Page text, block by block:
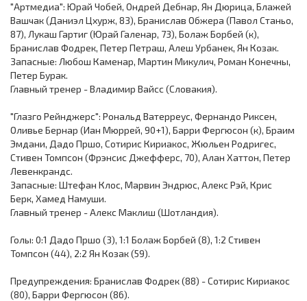
"Артмедиа": Юрай Чобей, Ондрей Дебнар, Ян Дюрица, Блажей
Вашчак (Даниэл Цхурж, 83), Бранислав Обжера (Павол Станьо,
87), Лукаш Гартиг (Юрай Галенар, 73), Болаж Борбей (к),
Бранислав Фодрек, Петер Петраш, Алеш Урбанек, Ян Козак.
Запасные: Любош Каменар, Мартин Микулич, Роман Конечны,
Петер Бурак.
Главный тренер - Владимир Вайсс (Словакия).
"Глазго Рейнджерс": Рональд Ватерреус, Фернандо Риксен,
Оливье Бернар (Иан Мюррей, 90+1), Барри Фергюсон (к), Браим
Эмдани, Дадо Пршо, Сотирис Кириакос, Жюльен Родригес,
Стивен Томпсон (Фрэнсис Джефферс, 70), Алан Хаттон, Петер
Левенкрандс.
Запасные: Штефан Клос, Марвин Эндрюс, Алекс Рэй, Крис
Берк, Хамед Намуши.
Главный тренер - Алекс Маклиш (Шотландия).
Голы: 0:1 Дадо Пршо (3), 1:1 Болаж Борбей (8), 1:2 Стивен
Томпсон (44), 2:2 Ян Козак (59).
Предупреждения: Бранислав Фодрек (88) - Сотирис Кириакос
(80), Барри Фергюсон (86).